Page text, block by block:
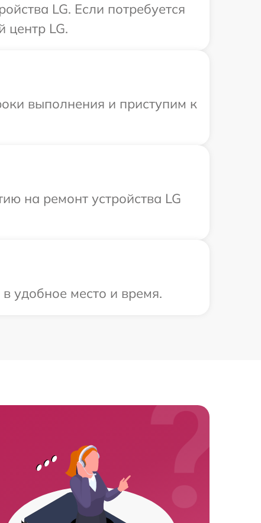
LG. Если потребуется
центр LG.
выполнения и приступим к
на ремонт устройства LG
удобное место и время.